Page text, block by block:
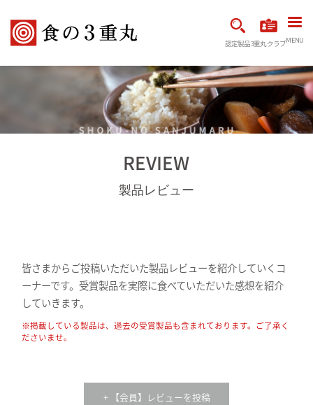
認定製品3重丸クラブMENU
REVIEW
製品レビュー
皆さまからご投稿いただいた製品レビューを紹介していくコ
ーナーです。受賞製品を実際に食べていただいた感想を紹介
していきます。
※掲載している製品は、過去の受賞製品も含まれております。ご了承く
ださいませ。
+ 【会員】レビューを投稿